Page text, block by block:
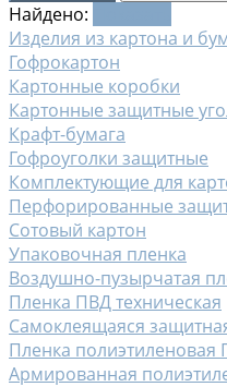
Найдено:
Изделия из картона и
Гофрокартон
Картонные коробки
Картонные защитные
Крафт-бумага
Гофроуголки защитные
Комплектующие для
Перфорированные
Сотовый картон
Упаковочная пленка
Воздушно-пузырчатая
Пленка ПВД техническая
Самоклеящаяся
Пленка полиэтиленовая
Армированная